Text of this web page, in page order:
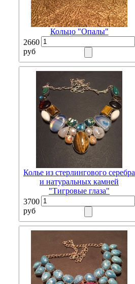
Кольцо "Опалы"
2660
руб
Колье из стерлингового серебра
и натуральных камней
"Тигровые глаза"
3700
руб